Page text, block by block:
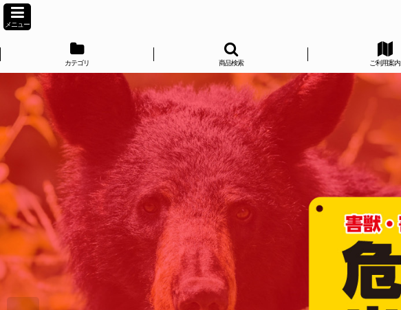
メニュー
カテゴリ 商品検索 ご利用案内